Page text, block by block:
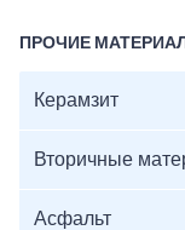
ПРОЧИЕ
Керамзит
Вторичные
Асфальт